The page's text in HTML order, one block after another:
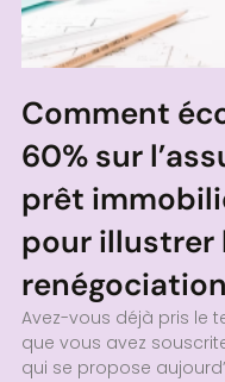
Comment
60% sur
prêt
pour illustrer
Avez-vous déjà pris le
que vous avez
qui se propose